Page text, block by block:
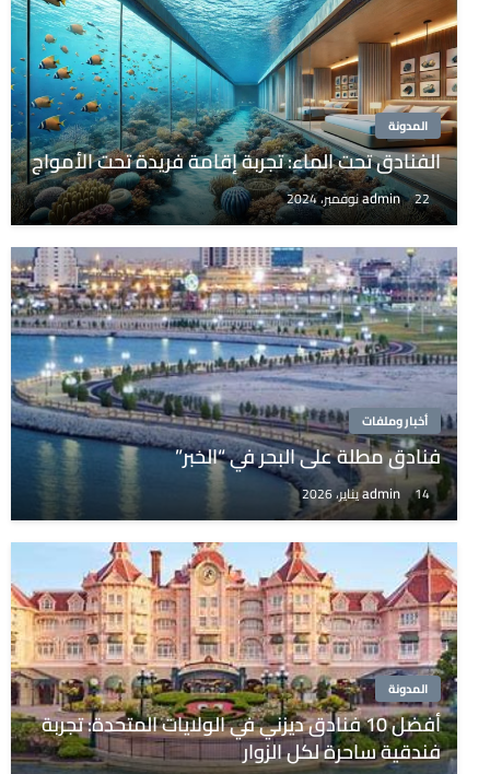
المدونة
الفنادق تحت الماء: تجربة إقامة فريدة تحت الأمواج
admin 22 نوفمبر، 2024
أخبار وملفات
فنادق مطلة على البحر في “الخبر”
admin 14 يناير، 2026
المدونة
أفضل 10 فنادق ديزني في الولايات المتحدة: تجربة
فندقية ساحرة لكل الزوار